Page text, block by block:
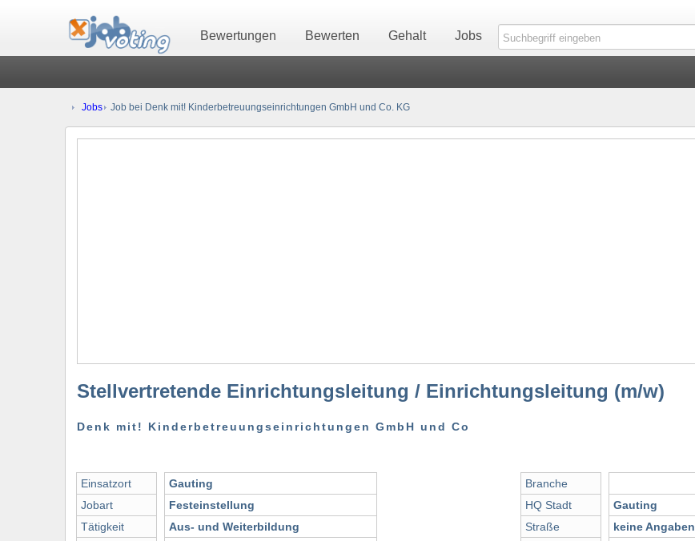
Bewertungen Bewerten Gehalt Jobs
Jobs Job bei Denk mit! Kinderbetreuungseinrichtungen GmbH und Co. KG
Stellvertretende Einrichtungsleitung / Einrichtungsleitung (m/w)
Denk mit! Kinderbetreuungseinrichtungen GmbH und Co
Einsatzort
Jobart
Tätigkeit
Gauting
Festeinstellung
Aus- und Weiterbildung
Branche
HQ Stadt
Straße
Gauting
keine Angaben